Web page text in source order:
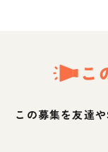
こ
この募集を友達